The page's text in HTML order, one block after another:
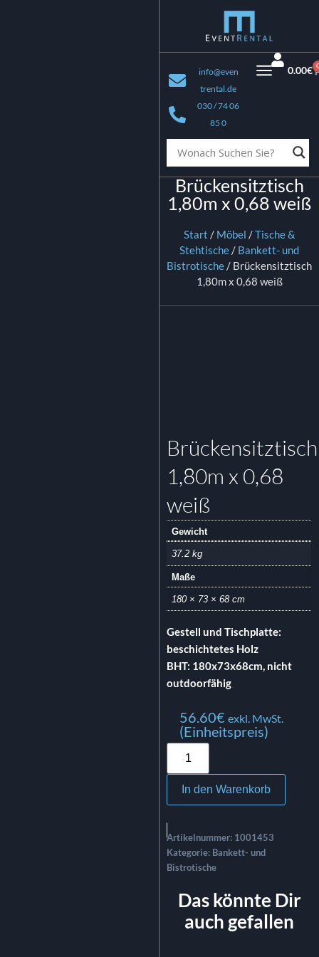
info@even
trental.de
030 / 74 06
85 0
0.00€
Brückensitztisch
1,80m x 0,68 weiß
Start / Möbel /Tische &
Stehtische/ Bankett- und
Bistrotische/ Brückensitztisch
1,80m x 0,68 weiß
Brückensitztisch
1,80m x 0,68
weiß
Gewicht
37.2 kg
Maße
180 × 73 × 68 cm
Gestell und Tischplatte:
beschichtetes Holz
BHT: 180x73x68cm, nicht
outdoorfähig
56.60€ exkl. MwSt.
(Einheitspreis)
In den Warenkorb
Artikelnummer: 1001453
Kategorie: Bankett- und
Bistrotische
Das könnte Dir
auch gefallen